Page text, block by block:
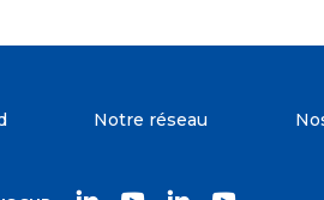
Notre réseau